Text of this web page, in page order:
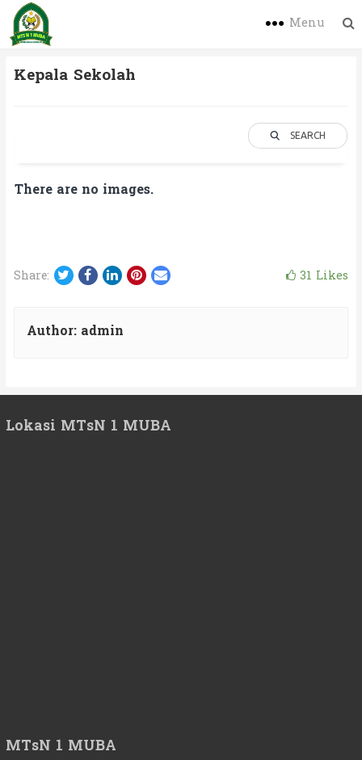
Menu
Kepala Sekolah
SEARCH
There are no images.
Share: Twitter
Facebook
LinkedIn
Pinterest
Email 31 Likes
Author: admin
Lokasi MTsN 1 MUBA
MTsN 1 MUBA